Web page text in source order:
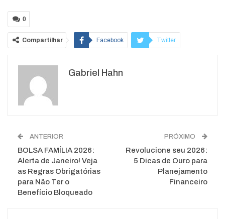
0
Compartilhar Facebook Twitter
WhatsApp
Gabriel Hahn
ANTERIOR
BOLSA FAMÍLIA 2026:
Alerta de Janeiro! Veja
as Regras Obrigatórias
para Não Ter o
Benefício Bloqueado
PRÓXIMO
Revolucione seu 2026:
5 Dicas de Ouro para
Planejamento
Financeiro